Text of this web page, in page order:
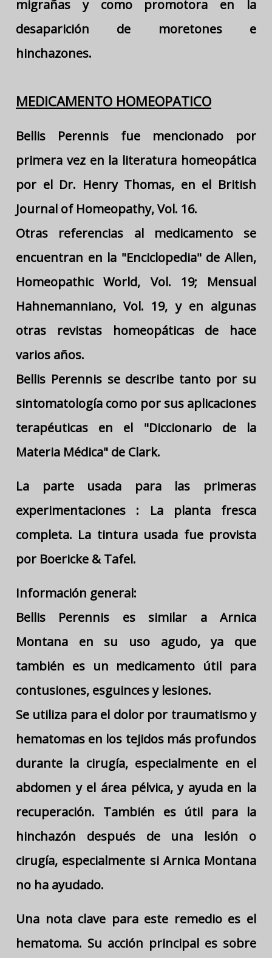
migrañas y como promotora en la
desaparición de moretones e
hinchazones.
MEDICAMENTO HOMEOPATICO
Bellis Perennis fue mencionado por
primera vez en la literatura homeopática
por el Dr. Henry Thomas, en el British
Journal of Homeopathy, Vol. 16.
Otras referencias al medicamento se
encuentran en la "Enciclopedia" de Allen,
Homeopathic World, Vol. 19; Mensual
Hahnemanniano, Vol. 19, y en algunas
otras revistas homeopáticas de hace
varios años.
Bellis Perennis se describe tanto por su
sintomatología como por sus aplicaciones
terapéuticas en el "Diccionario de la
Materia Médica" de Clark.
La parte usada para las primeras
experimentaciones : La planta fresca
completa. La tintura usada fue provista
por Boericke & Tafel.
Información general:
Bellis Perennis es similar a Arnica
Montana en su uso agudo, ya que
también es un medicamento útil para
contusiones, esguinces y lesiones.
Se utiliza para el dolor por traumatismo y
hematomas en los tejidos más profundos
durante la cirugía, especialmente en el
abdomen y el área pélvica, y ayuda en la
recuperación. También es útil para la
hinchazón después de una lesión o
cirugía, especialmente si Arnica Montana
no ha ayudado.
Una nota clave para este remedio es el
hematoma. Su acción principal es sobre